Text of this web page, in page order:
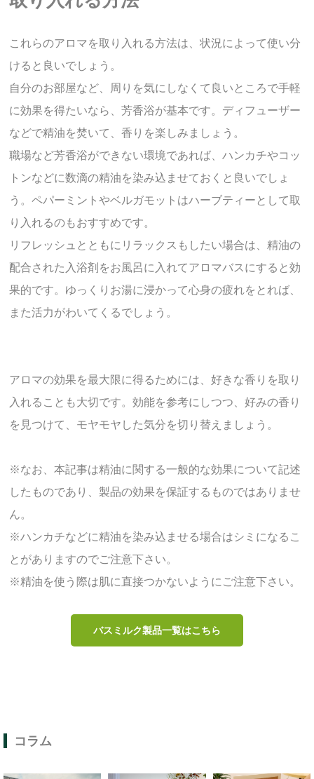
これらのアロマを取り入れる方法は、状況によって使い分
けると良いでしょう。
自分のお部屋など、周りを気にしなくて良いところで手軽
に効果を得たいなら、芳香浴が基本です。ディフューザー
などで精油を焚いて、香りを楽しみましょう。
職場など芳香浴ができない環境であれば、ハンカチやコッ
トンなどに数滴の精油を染み込ませておくと良いでしょ
う。ペパーミントやベルガモットはハーブティーとして取
り入れるのもおすすめです。
リフレッシュとともにリラックスもしたい場合は、精油の
配合された入浴剤をお風呂に入れてアロマバスにすると効
果的です。ゆっくりお湯に浸かって心身の疲れをとれば、
また活力がわいてくるでしょう。
アロマの効果を最大限に得るためには、好きな香りを取り
入れることも大切です。効能を参考にしつつ、好みの香り
を見つけて、モヤモヤした気分を切り替えましょう。
※なお、本記事は精油に関する一般的な効果について記述
したものであり、製品の効果を保証するものではありませ
ん。
※ハンカチなどに精油を染み込ませる場合はシミになるこ
とがありますのでご注意下さい。
※精油を使う際は肌に直接つかないようにご注意下さい。
バスミルク製品一覧はこちら
コラム